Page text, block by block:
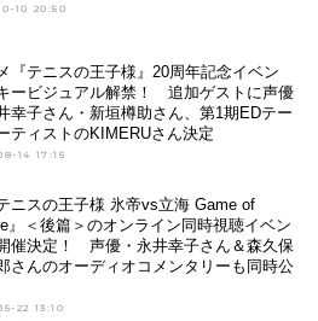
10 20:50
『テニスの王子様』20周年記念イベン
ービジュアル解禁！ 追加ゲストに声優
幸子さん・新垣樽助さん、第1期EDテー
ティストのKIMERUさん決定
14 17:15
テニスの王子様 氷帝vs立海 Game of
』＜後篇＞のオンライン同時視聴イベン
催決定！ 声優・永井幸子さん＆森久保
さんのオーディオコメンタリーも同時公
22 13:10